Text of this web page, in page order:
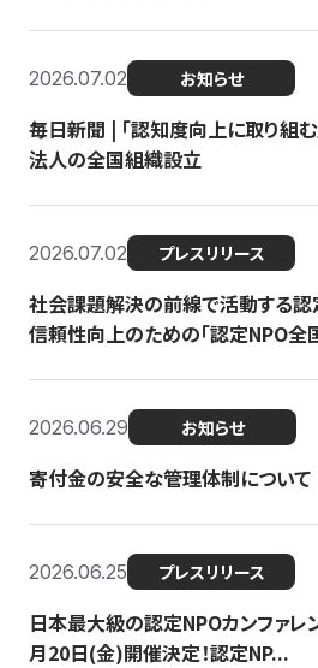
2026.07.02 お知らせ
毎日新聞 | 「認知度向上に取り組
法人の全国組織設立
2026.07.02 プレスリリース
社会課題解決の前線で活動する
信頼性向上のための「認定NPO全
2026.06.29 お知らせ
寄付金の安全な管理体制について
2026.06.25 プレスリリース
日本最大級の認定NPOカンファレ
月20日(金)開催決定！認定NP...